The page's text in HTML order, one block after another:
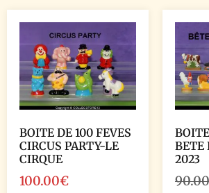
BOITE DE 100 FEVES
CIRCUS PARTY-LE
CIRQUE
100.00€
BETE
2023
90.00